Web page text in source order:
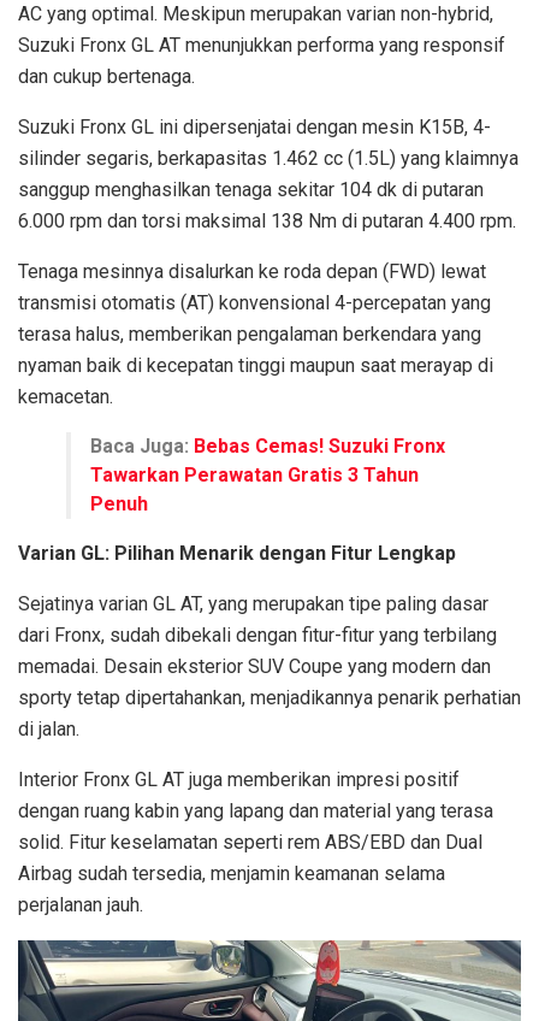
AC yang optimal. Meskipun merupakan varian non-hybrid,
Suzuki Fronx GL AT menunjukkan performa yang responsif
dan cukup bertenaga.
Suzuki Fronx GL ini dipersenjatai dengan mesin K15B, 4-
silinder segaris, berkapasitas 1.462 cc (1.5L) yang klaimnya
sanggup menghasilkan tenaga sekitar 104 dk di putaran
6.000 rpm dan torsi maksimal 138 Nm di putaran 4.400 rpm.
Tenaga mesinnya disalurkan ke roda depan (FWD) lewat
transmisi otomatis (AT) konvensional 4-percepatan yang
terasa halus, memberikan pengalaman berkendara yang
nyaman baik di kecepatan tinggi maupun saat merayap di
kemacetan.
Baca Juga: Bebas Cemas! Suzuki Fronx
Tawarkan Perawatan Gratis 3 Tahun
Penuh
Varian GL: Pilihan Menarik dengan Fitur Lengkap
Sejatinya varian GL AT, yang merupakan tipe paling dasar
dari Fronx, sudah dibekali dengan fitur-fitur yang terbilang
memadai. Desain eksterior SUV Coupe yang modern dan
sporty tetap dipertahankan, menjadikannya penarik perhatian
di jalan.
Interior Fronx GL AT juga memberikan impresi positif
dengan ruang kabin yang lapang dan material yang terasa
solid. Fitur keselamatan seperti rem ABS/EBD dan Dual
Airbag sudah tersedia, menjamin keamanan selama
perjalanan jauh.